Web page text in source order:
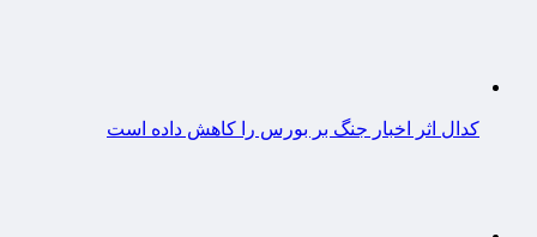
کدال اثر اخبار جنگ بر بورس را کاهش داده است